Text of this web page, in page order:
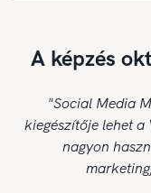
A képzés
"Social Media
kiegészítője lehet
nagyon